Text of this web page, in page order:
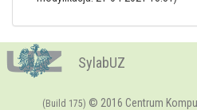
SylabUZ
(Build 175) © 2016 Centrum